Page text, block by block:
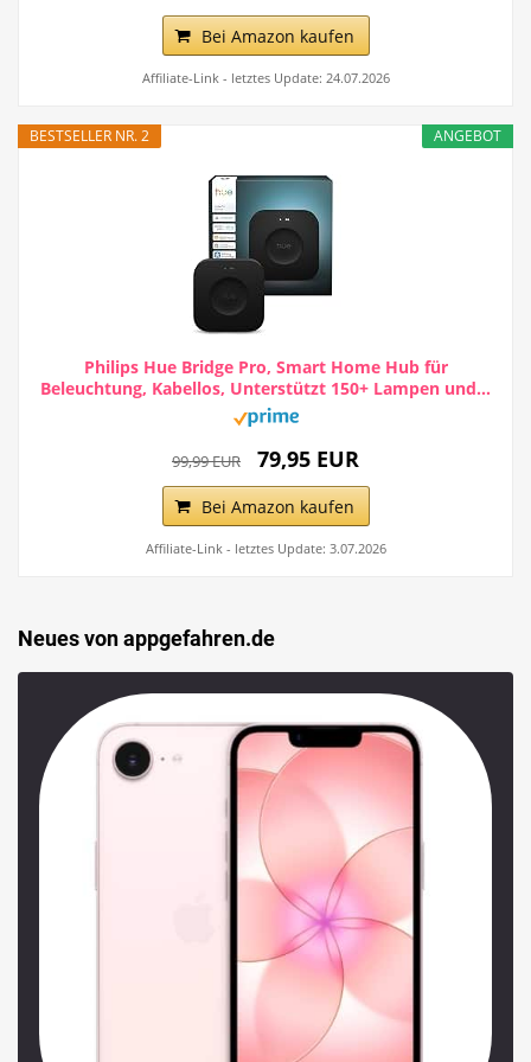
Bei Amazon kaufen
Affiliate-Link - letztes Update: 24.07.2026
ANGEBOT
BESTSELLER NR. 2
Philips Hue Bridge Pro, Smart Home Hub für
Beleuchtung, Kabellos, Unterstützt 150+ Lampen und...
99,99 EUR 79,95 EUR
Bei Amazon kaufen
Affiliate-Link - letztes Update: 3.07.2026
Neues von appgefahren.de